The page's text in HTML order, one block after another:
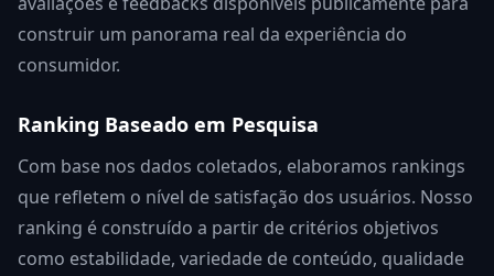
construir um panorama real da experiência do
consumidor.
Ranking Baseado em Pesquisa
Com base nos dados coletados, elaboramos rankings
que refletem o nível de satisfação dos usuários. Nosso
ranking é construído a partir de critérios objetivos
como estabilidade, variedade de conteúdo, qualidade